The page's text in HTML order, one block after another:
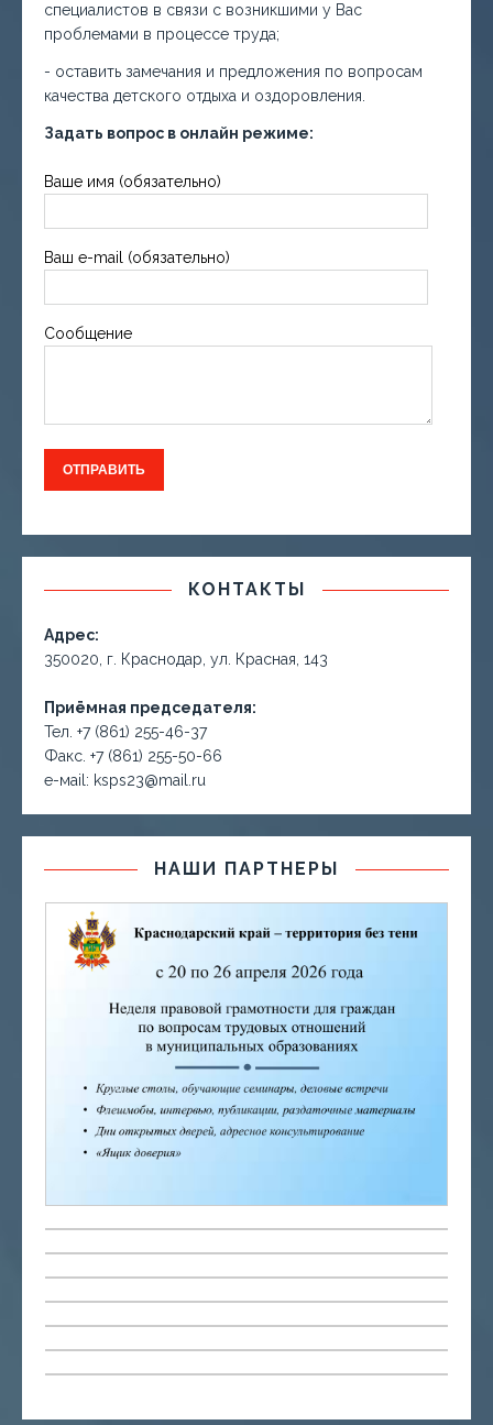
специалистов в связи с возникшими у Вас
проблемами в процессе труда;
- оставить замечания и предложения по вопросам
качества детского отдыха и оздоровления.
Задать вопрос в онлайн режиме:
Ваше имя (обязательно)
Ваш e-mail (обязательно)
Сообщение
КОНТАКТЫ
Адрес:
350020, г. Краснодар, ул. Красная, 143
Приёмная председателя:
Тел. +7 (861) 255-46-37
Факс. +7 (861) 255-50-66
е-маil: ksps23@mail.ru
НАШИ ПАРТНЕРЫ